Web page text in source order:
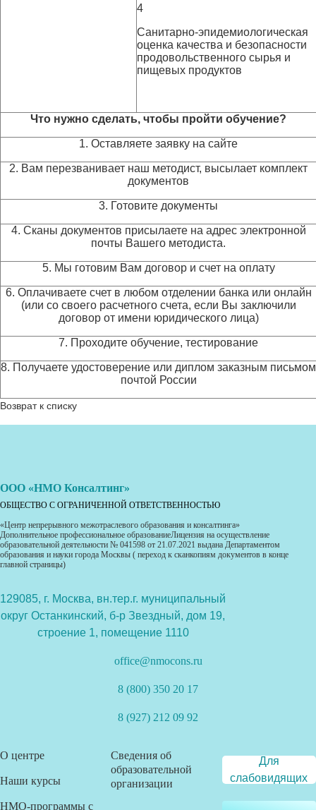
4
Санитарно-эпидемиологическая
оценка качества и безопасности
продовольственного сырья и
пищевых продуктов
Что нужно сделать, чтобы пройти обучение?
1. Оставляете заявку на сайте
2. Вам перезванивает наш методист, высылает комплект
документов
3. Готовите документы
4. Сканы документов присылаете на адрес электронной
почты Вашего методиста.
5. Мы готовим Вам договор и счет на оплату
6. Оплачиваете счет в любом отделении банка или онлайн
(или со своего расчетного счета, если Вы заключили
договор от имени юридического лица)
7. Проходите обучение, тестирование
8. Получаете удостоверение или диплом заказным письмом
почтой России
Возврат к списку
ООО «НМО Консалтинг»
ОБЩЕСТВО С ОГРАНИЧЕННОЙ ОТВЕТСТВЕННОСТЬЮ
«Центр непрерывного межотраслевого образования и консалтинга»
Дополнительное профессиональное образованиеЛицензия на осуществление
образовательной деятельности № 041598 от 21.07.2021 выдана Департаментом
образования и науки города Москвы ( переход к сканкопиям документов в конце
главной страницы)
129085, г. Москва, вн.тер.г. муниципальный
округ Останкинский, б-р Звездный, дом 19,
строение 1, помещение 1110
office@nmocons.ru
8 (800) 350 20 17
8 (927) 212 09 92
О центре
Наши курсы
НМО-программы с
Сведения об
образовательной
организации
Для
слабовидящих